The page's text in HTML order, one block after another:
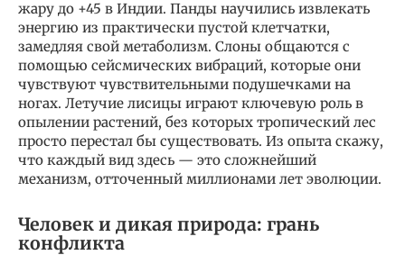
жару до +45 в Индии. Панды научились извлекать
энергию из практически пустой клетчатки,
замедляя свой метаболизм. Слоны общаются с
помощью сейсмических вибраций, которые они
чувствуют чувствительными подушечками на
ногах. Летучие лисицы играют ключевую роль в
опылении растений, без которых тропический лес
просто перестал бы существовать. Из опыта скажу,
что каждый вид здесь — это сложнейший
механизм, отточенный миллионами лет эволюции.
Человек и дикая природа: грань
конфликта